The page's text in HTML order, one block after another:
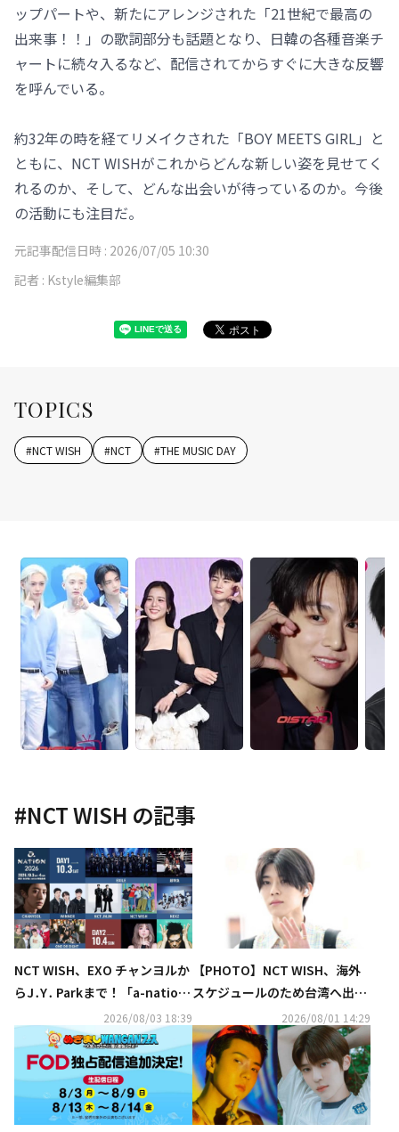
ップパートや、新たにアレンジされた「21世紀で最高の
出来事！！」の歌詞部分も話題となり、日韓の各種音楽チ
ャートに続々入るなど、配信されてからすぐに大きな反響
を呼んでいる。
約32年の時を経てリメイクされた「BOY MEETS GIRL」と
ともに、NCT WISHがこれからどんな新しい姿を見せてく
れるのか、そして、どんな出会いが待っているのか。今後
の活動にも注目だ。
元記事配信日時 : 2026/07/05 10:30
記者 : Kstyle編集部
TOPICS
#NCT WISH #NCT #THE MUSIC DAY
#NCT WISH の記事
NCT WISH、EXO チャンヨルか
らJ․Y․ Parkまで！「a-nation
2026」第1弾出演アーティスト
2026/08/03 18:39
【PHOTO】NCT WISH、海外
スケジュールのため台湾へ出国
2026/08/01 14:29